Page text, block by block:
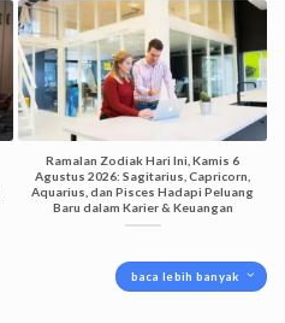
Ramalan Zodiak Hari Ini, Kamis 6
Agustus 2026: Sagitarius, Capricorn,
Aquarius, dan Pisces Hadapi Peluang
Baru dalam Karier & Keuangan
baca lebih banyak